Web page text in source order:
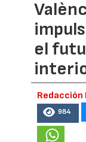
el
984